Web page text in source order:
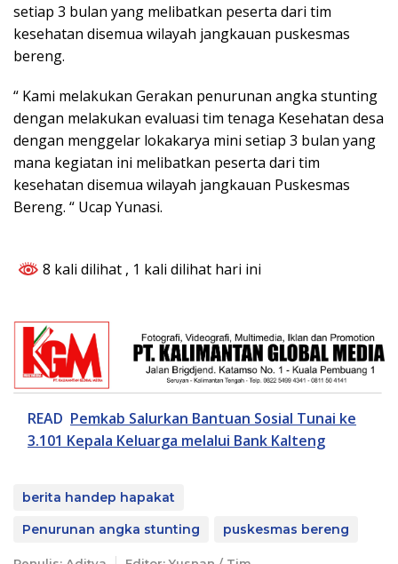
setiap 3 bulan yang melibatkan peserta dari tim
kesehatan disemua wilayah jangkauan puskesmas
bereng.
“ Kami melakukan Gerakan penurunan angka stunting
dengan melakukan evaluasi tim tenaga Kesehatan desa
dengan menggelar lokakarya mini setiap 3 bulan yang
mana kegiatan ini melibatkan peserta dari tim
kesehatan disemua wilayah jangkauan Puskesmas
Bereng. “ Ucap Yunasi.
8 kali dilihat , 1 kali dilihat hari ini
READ Pemkab Salurkan Bantuan Sosial Tunai ke
3.101 Kepala Keluarga melalui Bank Kalteng
berita handep hapakat
Penurunan angka stunting
puskesmas bereng